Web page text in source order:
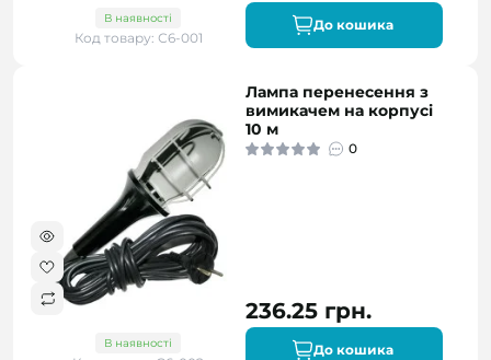
В наявності
Код товару: С6-001
До кошика
В наявності
Лампа перенесення з
вимикачем на корпусі
10 м
0
236.25 грн.
До кошика